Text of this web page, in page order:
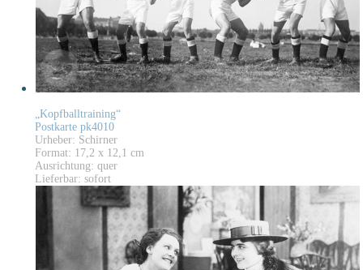
„Kopfballtraining“
Postkarte pk4010
Urheber: Schirner
Format: 17,2 x 12,1 cm
Ausrichtung: quer
Lieferbar: sofort